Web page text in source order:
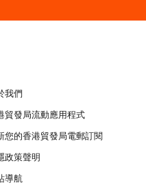
我們
貿發局流動應用程式
您的香港貿發局電郵訂閱
政策聲明
導航